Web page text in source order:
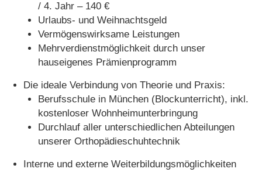
/ 4. Jahr – 140 €
Urlaubs- und Weihnachtsgeld
Vermögenswirksame Leistungen
Mehrverdienstmöglichkeit durch unser
hauseigenes Prämienprogramm
Die ideale Verbindung von Theorie und Praxis:
Berufsschule in München (Blockunterricht), inkl.
kostenloser Wohnheimunterbringung
Durchlauf aller unterschiedlichen Abteilungen
unserer Orthopädieschuhtechnik
Interne und externe Weiterbildungsmöglichkeiten